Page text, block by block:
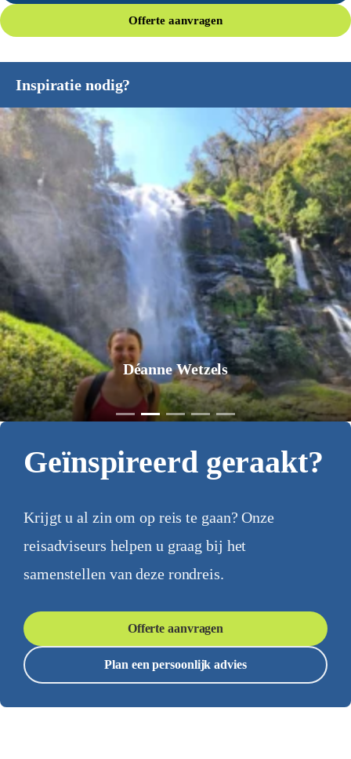
Offerte aanvragen
Inspiratie nodig?
Jurgen Pol
Geïnspireerd geraakt?
Krijgt u al zin om op reis te gaan? Onze
reisadviseurs helpen u graag bij het
samenstellen van deze rondreis.
Offerte aanvragen
Plan een persoonlijk advies